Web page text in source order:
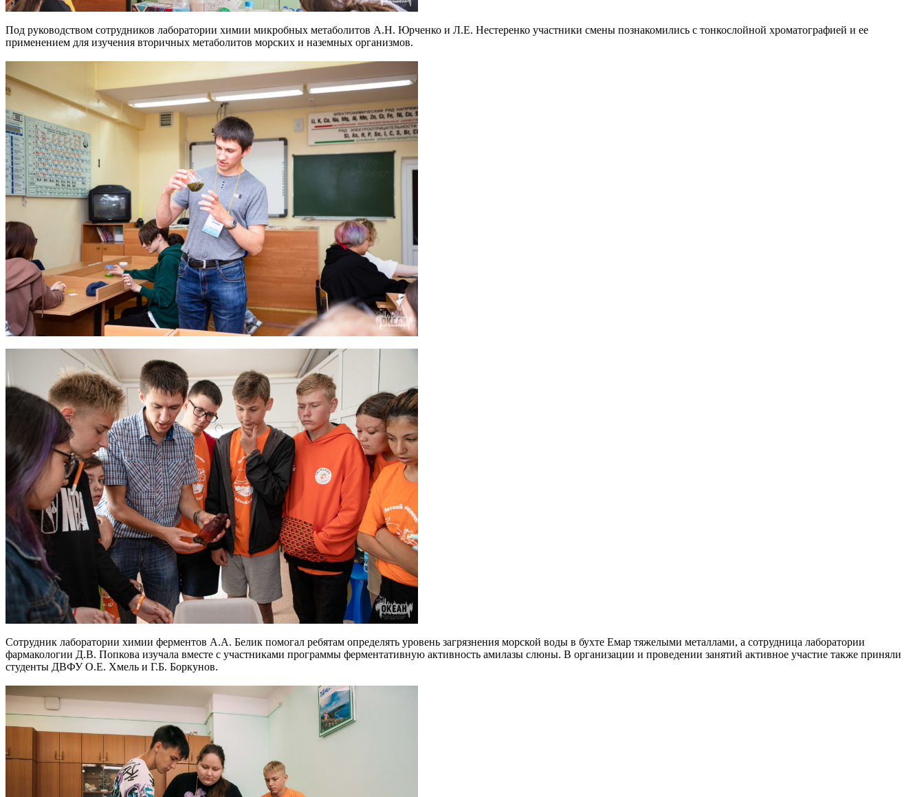
Под руководством сотрудников лаборатории химии микробных метаболитов А.Н. Юрченко и Л.Е. Нестеренко участники смены познакомились с тонкослойной хроматографией и ее
применением для изучения вторичных метаболитов морских и наземных организмов.
Сотрудник лаборатории химии ферментов А.А. Белик помогал ребятам определять уровень загрязнения морской воды в бухте Емар тяжелыми металлами, а сотрудница лаборатории
фармакологии Д.В. Попкова изучала вместе с участниками программы ферментативную активность амилазы слюны. В организации и проведении занятий активное участие также приняли
студенты ДВФУ О.Е. Хмель и Г.Б. Боркунов.